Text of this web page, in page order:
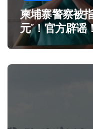
柬埔寨警察被
元”！官方辟谣